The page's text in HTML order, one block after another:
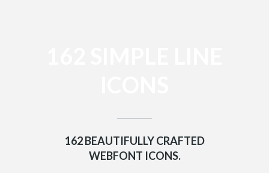
162 BEAUTIFULLY CRAFTED
WEBFONT ICONS.